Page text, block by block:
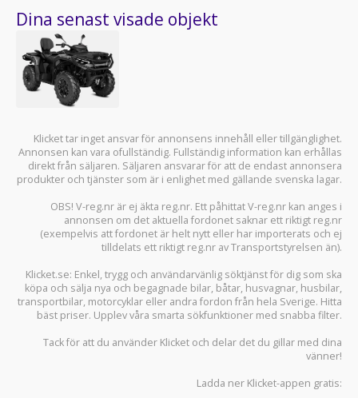
Dina senast visade objekt
Klicket tar inget ansvar för annonsens innehåll eller tillgänglighet.
Annonsen kan vara ofullständig. Fullständig information kan erhållas
direkt från säljaren. Säljaren ansvarar för att de endast annonsera
produkter och tjänster som är i enlighet med gällande svenska lagar.
OBS! V-reg.nr är ej äkta reg.nr. Ett påhittat V-reg.nr kan anges i
annonsen om det aktuella fordonet saknar ett riktigt reg.nr
(exempelvis att fordonet är helt nytt eller har importerats och ej
tilldelats ett riktigt reg.nr av Transportstyrelsen än).
Klicket.se: Enkel, trygg och användarvänlig söktjänst för dig som ska
köpa och sälja nya och begagnade bilar, båtar, husvagnar, husbilar,
transportbilar, motorcyklar eller andra fordon från hela Sverige. Hitta
bäst priser. Upplev våra smarta sökfunktioner med snabba filter.
Tack för att du använder Klicket och delar det du gillar med dina
vänner!
Ladda ner Klicket-appen gratis: